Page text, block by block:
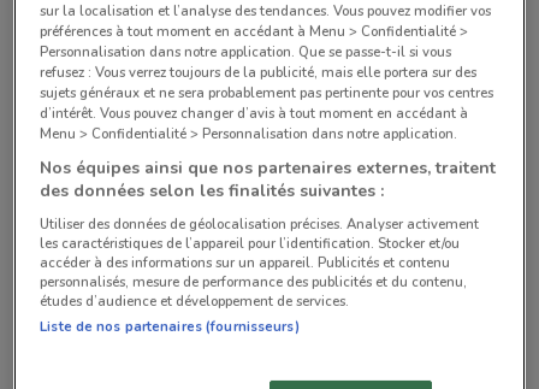
5.1 km
OUVERT
15 Boulevard De La Liberté Les Lilas
6.1 km
OUVERT
70 Avenue Du Maréchal Foch Créteil
Tous les magasins Castorama
sur la localisation et l’analyse des tendances. Vous pouvez modifier vos
préférences à tout moment en accédant à Menu > Confidentialité >
Personnalisation dans notre application. Que se passe-t-il si vous
refusez : Vous verrez toujours de la publicité, mais elle portera sur des
sujets généraux et ne sera probablement pas pertinente pour vos centres
d’intérêt. Vous pouvez changer d’avis à tout moment en accédant à
Menu > Confidentialité > Personnalisation dans notre application.
Nos équipes ainsi que nos partenaires externes, traitent
des données selon les finalités suivantes :
Utiliser des données de géolocalisation précises. Analyser activement
les caractéristiques de l’appareil pour l’identification. Stocker et/ou
accéder à des informations sur un appareil. Publicités et contenu
personnalisés, mesure de performance des publicités et du contenu,
études d’audience et développement de services.
Liste de nos partenaires (fournisseurs)